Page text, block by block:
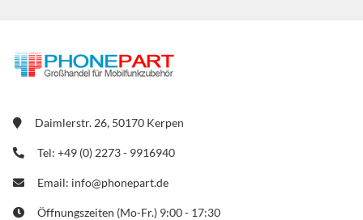
Daimlerstr. 26, 50170 Kerpen
Tel: +49 (0) 2273 - 9916940
Email: info@phonepart.de
Öffnungszeiten (Mo-Fr.) 9:00 - 17:30